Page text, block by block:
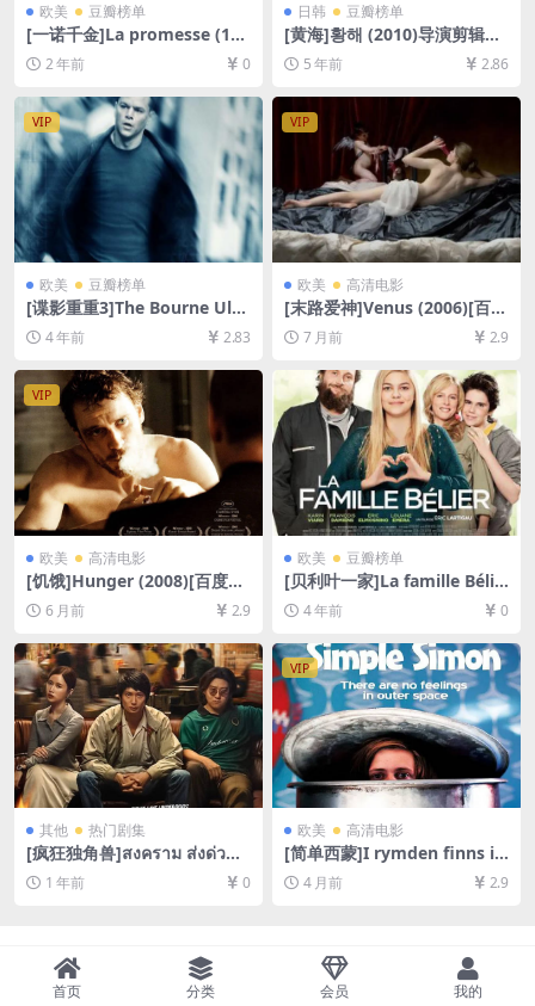
欧美 豆瓣榜单
[一诺千金]La promesse (199
6)[百度网盘+夸克网盘1080P
超清未删减资源][网盘在线播
放/下载][MP4/6.5GB][中文字
幕]
2 年前 0
日韩 豆瓣榜单
[黄海]황해 (2010)导演剪辑版
[百度网盘+夸克网盘+迅雷云
盘资源1080P超清未删减][MP
4/9GB][韩语中字]
5 年前 2.86
VIP
欧美 豆瓣榜单
[谍影重重3]The Bourne Ulti
matum (2007)[百度网盘+迅
雷云盘资源1080P超清未删减]
[MP4/7.4GB][中英字幕]
4 年前 2.83
VIP
欧美 高清电影
[末路爱神]Venus (2006)[百度
网盘+夸克网盘1080P超清未
删减资源][网盘在线播放/下
载][MP4/6.2GB][中文字幕]
7 月前 2.9
VIP
欧美 高清电影
[饥饿]Hunger (2008)[百度网
盘+夸克网盘1080P超清未删
减资源][网盘在线播放/下载]
6 月前 2.9
欧美 豆瓣榜单
[贝利叶一家]La famille Bélie
r (2014)[百度网盘+迅雷云盘
资源1080P超清未删减][MP4/
4 年前 0
其他 热门剧集
[疯狂独角兽]สงคราม ส่งด่วน
(2025)[百度网盘+夸克网盘10
80P超清未删减资源][网盘在
1 年前 0
VIP
欧美 高清电影
[简单西蒙]I rymden finns in
ga känslor (2010)[百度网盘
+夸克网盘1080P超清未删减
4 月前 2.9
首页 分类 会员 我的